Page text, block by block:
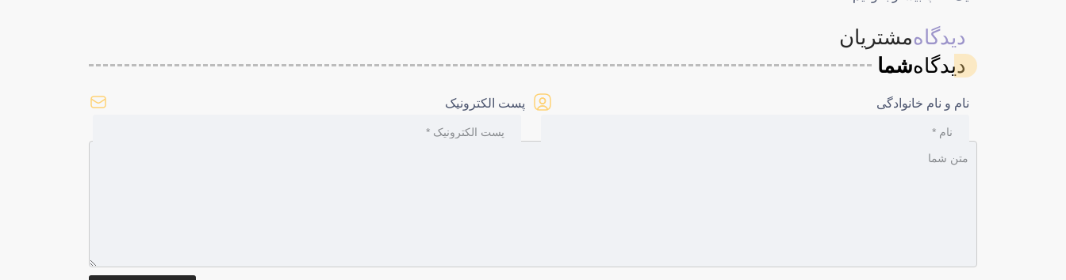
دیدگاهمشتریان
دیدگاهشما
نام و نام خانوادگی پست الکترونیک